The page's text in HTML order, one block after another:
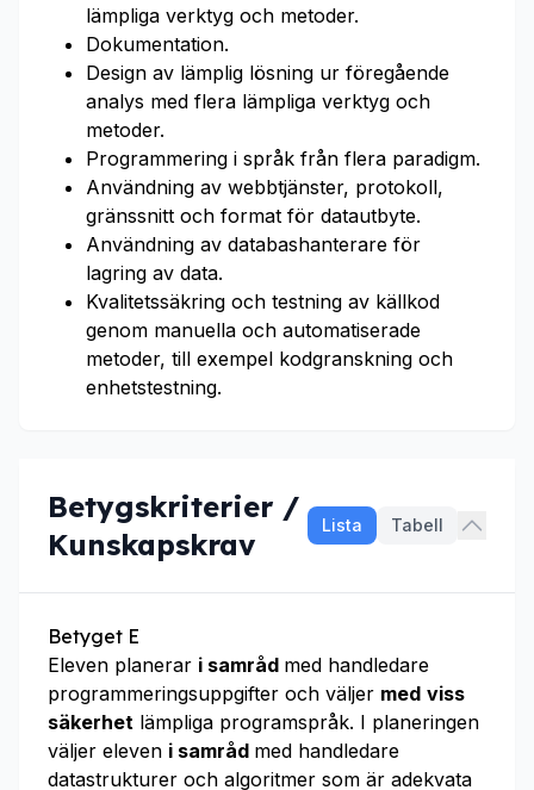
lämpliga verktyg och metoder.
Dokumentation.
Design av lämplig lösning ur föregående
analys med flera lämpliga verktyg och
metoder.
Programmering i språk från flera paradigm.
Användning av webbtjänster, protokoll,
gränssnitt och format för datautbyte.
Användning av databashanterare för
lagring av data.
Kvalitetssäkring och testning av källkod
genom manuella och automatiserade
metoder, till exempel kodgranskning och
enhetstestning.
Betygskriterier /
Kunskapskrav
Lista Tabell
Betyget E
Eleven planerar i samråd med handledare
programmeringsuppgifter och väljer med viss
säkerhet lämpliga programspråk. I planeringen
väljer eleven i samråd med handledare
datastrukturer och algoritmer som är adekvata